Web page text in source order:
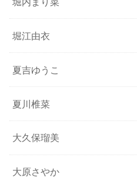
堀江由衣
夏吉ゆうこ
夏川椎菜
大久保瑠美
大原さやか